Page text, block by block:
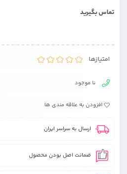
تماس بگیرید
امتیازها
نا موجود
افزودن به علاقه مندی ها
ارسال به سراسر ایران
ضمانت اصل بودن محصول